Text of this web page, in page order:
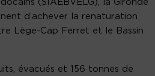
(SIAEBVELG), la Gironde
d’achever la renaturation
Lège-Cap Ferret et le Bassin
évacués et 156 tonnes de